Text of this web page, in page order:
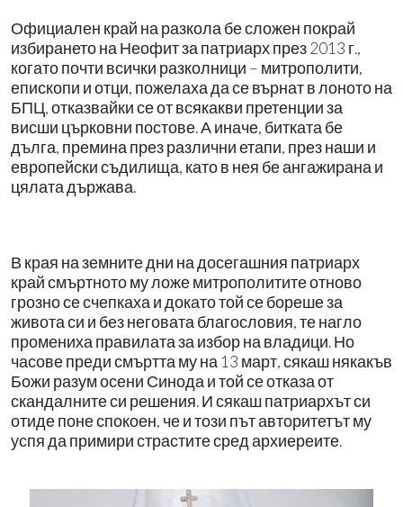
Официален край на разкола бе сложен покрай
избирането на Неофит за патриарх през 2013 г.,
когато почти всички разколници – митрополити,
епископи и отци, пожелаха да се върнат в лоното на
БПЦ, отказвайки се от всякакви претенции за
висши църковни постове. А иначе, битката бе
дълга, премина през различни етапи, през наши и
европейски съдилища, като в нея бе ангажирана и
цялата държава.
В края на земните дни на досегашния патриарх
край смъртното му ложе митрополитите отново
грозно се счепкаха и докато той се бореше за
живота си и без неговата благословия, те нагло
промениха правилата за избор на владици. Но
часове преди смъртта му на 13 март, сякаш някакъв
Божи разум осени Синода и той се отказа от
скандалните си решения. И сякаш патриархът си
отиде поне спокоен, че и този път авторитетът му
успя да примири страстите сред архиереите.